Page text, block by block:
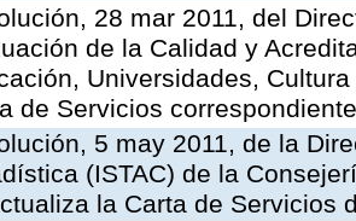
28 mar 2011, del
de la Calidad y
Universidades,
de Servicios
5 may 2011, de la
(ISTAC) de la
la Carta de Servicios